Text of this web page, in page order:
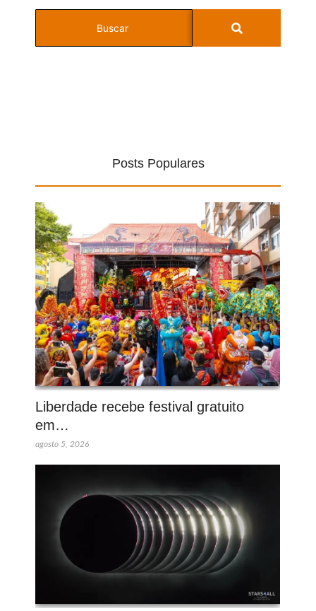
Posts Populares
Liberdade recebe festival gratuito
em…
agosto 5, 2026